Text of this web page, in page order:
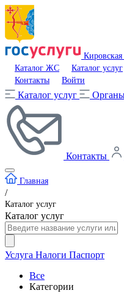
Кировская
Каталог ЖС
Каталог услуг
Контакты
Войти
Каталог услуг
Контакты
Главная
/
Каталог услуг
Каталог услуг
Услуга Налоги Паспорт
Все
Категории